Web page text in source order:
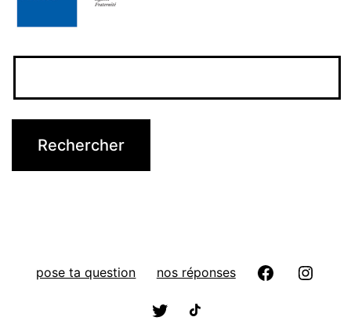
pose ta question nos réponses